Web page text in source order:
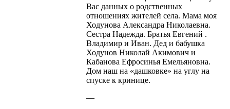
Вас данных о родственных
отношениях жителей села. Мама моя
Ходунова Александра Николаевна.
Сестра Надежда. Братья Евгений .
Владимир и Иван. Дед и бабушка
Ходунов Николай Акимович и
Кабанова Ефросинья Емельяновна.
Дом наш на «дашковке» на углу на
спуске к кринице.
—